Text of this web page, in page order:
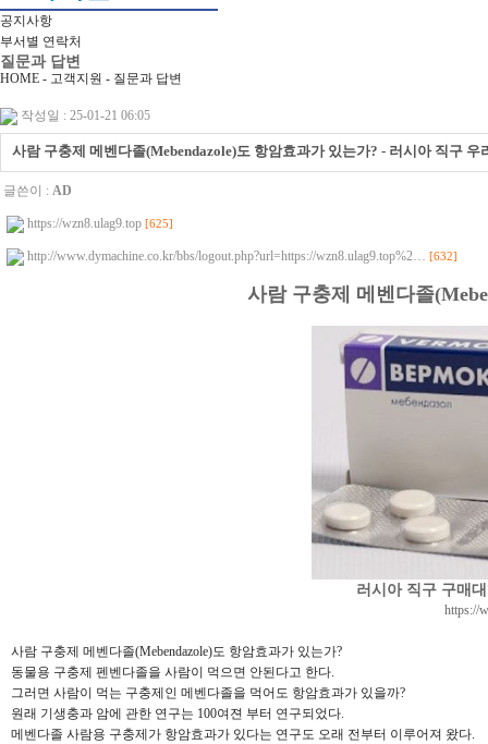
공지사항
부서별 연락처
질문과 답변
HOME - 고객지원 - 질문과 답변
작성일 : 25-01-21 06:05
사람 구충제 메벤다졸(Mebendazole)도 항암효과가 있는가? - 러시아 직구 우
글쓴이 : AD
https://wzn8.ulag9.top [625]
http://www.dymachine.co.kr/bbs/logout.php?url=https://wzn8.ulag9.top%2… [632]
사람 구충제 메벤다졸
러시아 직구 구매
https://
사람 구충제 메벤다졸(Mebendazole)도 항암효과가 있는가?
동물용 구충제 펜벤다졸을 사람이 먹으면 안된다고 한다.
그러면 사람이 먹는 구충제인 메벤다졸을 먹어도 항암효과가 있을까?
원래 기생충과 암에 관한 연구는 100여젼 부터 연구되었다.
메벤다졸 사람용 구충제가 항암효과가 있다는 연구도 오래 전부터 이루어져 왔다.